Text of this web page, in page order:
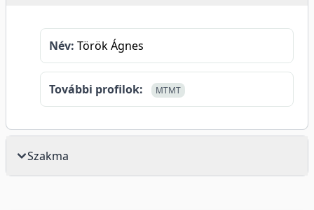
Név: Török Ágnes
További profilok: MTMT
Szakma